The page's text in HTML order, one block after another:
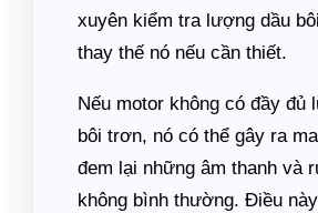
xuyên kiểm tra lượng dầu
thay thế nó nếu cần thiết.
Nếu motor không có đầy đủ
bôi trơn, nó có thể gây ra
đem lại những âm thanh và
không bình thường. Điều